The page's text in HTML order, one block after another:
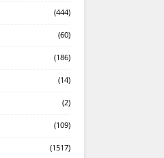
(444)
(60)
(186)
(14)
(2)
(109)
(1517)